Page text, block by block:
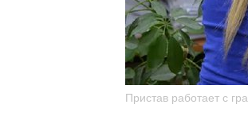
Пристав работает с